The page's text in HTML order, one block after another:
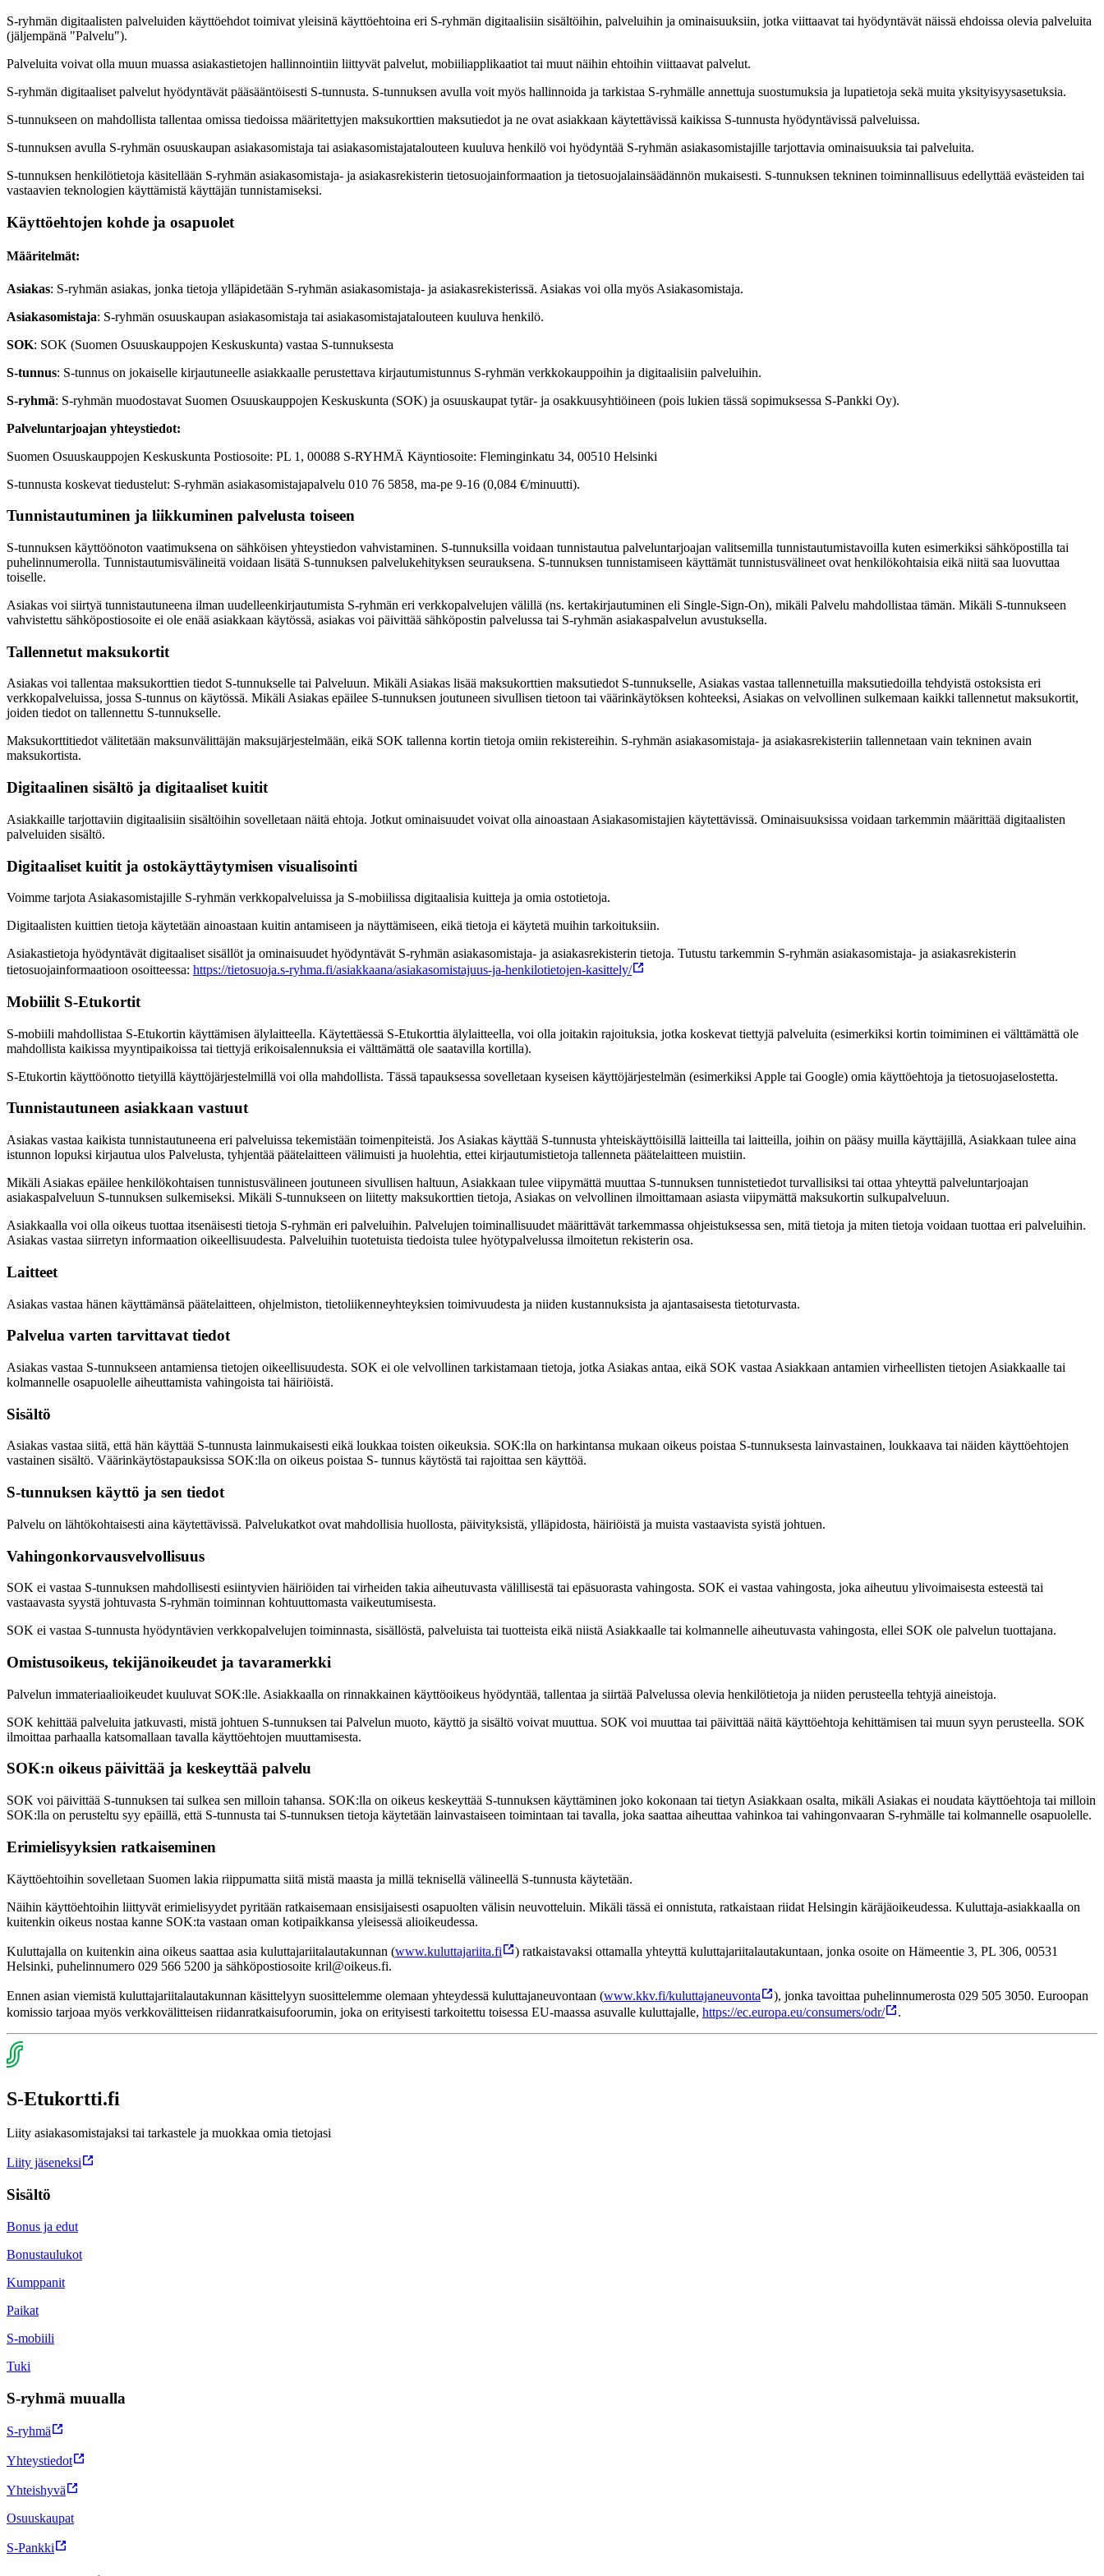
S-ryhmän digitaalisten palveluiden käyttöehdot toimivat yleisinä käyttöehtoina eri S-ryhmän digitaalisiin sisältöihin, palveluihin ja ominaisuuksiin, jotka viittaavat tai hyödyntävät näissä ehdoissa olevia palveluita
(jäljempänä "Palvelu").
Palveluita voivat olla muun muassa asiakastietojen hallinnointiin liittyvät palvelut, mobiiliapplikaatiot tai muut näihin ehtoihin viittaavat palvelut.
S-ryhmän digitaaliset palvelut hyödyntävät pääsääntöisesti S-tunnusta. S-tunnuksen avulla voit myös hallinnoida ja tarkistaa S-ryhmälle annettuja suostumuksia ja lupatietoja sekä muita yksityisyysasetuksia.
S-tunnukseen on mahdollista tallentaa omissa tiedoissa määritettyjen maksukorttien maksutiedot ja ne ovat asiakkaan käytettävissä kaikissa S-tunnusta hyödyntävissä palveluissa.
S-tunnuksen avulla S-ryhmän osuuskaupan asiakasomistaja tai asiakasomistajatalouteen kuuluva henkilö voi hyödyntää S-ryhmän asiakasomistajille tarjottavia ominaisuuksia tai palveluita.
S-tunnuksen henkilötietoja käsitellään S-ryhmän asiakasomistaja- ja asiakasrekisterin tietosuojainformaation ja tietosuojalainsäädännön mukaisesti. S-tunnuksen tekninen toiminnallisuus edellyttää evästeiden tai
vastaavien teknologien käyttämistä käyttäjän tunnistamiseksi.
Käyttöehtojen kohde ja osapuolet
Määritelmät:
Asiakas: S-ryhmän asiakas, jonka tietoja ylläpidetään S-ryhmän asiakasomistaja- ja asiakasrekisterissä. Asiakas voi olla myös Asiakasomistaja.
Asiakasomistaja: S-ryhmän osuuskaupan asiakasomistaja tai asiakasomistajatalouteen kuuluva henkilö.
SOK: SOK (Suomen Osuuskauppojen Keskuskunta) vastaa S-tunnuksesta
S-tunnus: S-tunnus on jokaiselle kirjautuneelle asiakkaalle perustettava kirjautumistunnus S-ryhmän verkkokauppoihin ja digitaalisiin palveluihin.
S-ryhmä: S-ryhmän muodostavat Suomen Osuuskauppojen Keskuskunta (SOK) ja osuuskaupat tytär- ja osakkuusyhtiöineen (pois lukien tässä sopimuksessa S-Pankki Oy).
Palveluntarjoajan yhteystiedot:
Suomen Osuuskauppojen Keskuskunta Postiosoite: PL 1, 00088 S-RYHMÄ Käyntiosoite: Fleminginkatu 34, 00510 Helsinki
S-tunnusta koskevat tiedustelut: S-ryhmän asiakasomistajapalvelu 010 76 5858, ma-pe 9-16 (0,084 €/minuutti).
Tunnistautuminen ja liikkuminen palvelusta toiseen
S-tunnuksen käyttöönoton vaatimuksena on sähköisen yhteystiedon vahvistaminen. S-tunnuksilla voidaan tunnistautua palveluntarjoajan valitsemilla tunnistautumistavoilla kuten esimerkiksi sähköpostilla tai
puhelinnumerolla. Tunnistautumisvälineitä voidaan lisätä S-tunnuksen palvelukehityksen seurauksena. S-tunnuksen tunnistamiseen käyttämät tunnistusvälineet ovat henkilökohtaisia eikä niitä saa luovuttaa
toiselle.
Asiakas voi siirtyä tunnistautuneena ilman uudelleenkirjautumista S-ryhmän eri verkkopalvelujen välillä (ns. kertakirjautuminen eli Single-Sign-On), mikäli Palvelu mahdollistaa tämän. Mikäli S-tunnukseen
vahvistettu sähköpostiosoite ei ole enää asiakkaan käytössä, asiakas voi päivittää sähköpostin palvelussa tai S-ryhmän asiakaspalvelun avustuksella.
Tallennetut maksukortit
Asiakas voi tallentaa maksukorttien tiedot S-tunnukselle tai Palveluun. Mikäli Asiakas lisää maksukorttien maksutiedot S-tunnukselle, Asiakas vastaa tallennetuilla maksutiedoilla tehdyistä ostoksista eri
verkkopalveluissa, jossa S-tunnus on käytössä. Mikäli Asiakas epäilee S-tunnuksen joutuneen sivullisen tietoon tai väärinkäytöksen kohteeksi, Asiakas on velvollinen sulkemaan kaikki tallennetut maksukortit,
joiden tiedot on tallennettu S-tunnukselle.
Maksukorttitiedot välitetään maksunvälittäjän maksujärjestelmään, eikä SOK tallenna kortin tietoja omiin rekistereihin. S-ryhmän asiakasomistaja- ja asiakasrekisteriin tallennetaan vain tekninen avain
maksukortista.
Digitaalinen sisältö ja digitaaliset kuitit
Asiakkaille tarjottaviin digitaalisiin sisältöihin sovelletaan näitä ehtoja. Jotkut ominaisuudet voivat olla ainoastaan Asiakasomistajien käytettävissä. Ominaisuuksissa voidaan tarkemmin määrittää digitaalisten
palveluiden sisältö.
Digitaaliset kuitit ja ostokäyttäytymisen visualisointi
Voimme tarjota Asiakasomistajille S-ryhmän verkkopalveluissa ja S-mobiilissa digitaalisia kuitteja ja omia ostotietoja.
Digitaalisten kuittien tietoja käytetään ainoastaan kuitin antamiseen ja näyttämiseen, eikä tietoja ei käytetä muihin tarkoituksiin.
Asiakastietoja hyödyntävät digitaaliset sisällöt ja ominaisuudet hyödyntävät S-ryhmän asiakasomistaja- ja asiakasrekisterin tietoja. Tutustu tarkemmin S-ryhmän asiakasomistaja- ja asiakasrekisterin
tietosuojainformaatioon osoitteessa: https://tietosuoja.s-ryhma.fi/asiakkaana/asiakasomistajuus-ja-henkilotietojen-kasittely/
Mobiilit S-Etukortit
S-mobiili mahdollistaa S-Etukortin käyttämisen älylaitteella. Käytettäessä S-Etukorttia älylaitteella, voi olla joitakin rajoituksia, jotka koskevat tiettyjä palveluita (esimerkiksi kortin toimiminen ei välttämättä ole
mahdollista kaikissa myyntipaikoissa tai tiettyjä erikoisalennuksia ei välttämättä ole saatavilla kortilla).
S-Etukortin käyttöönotto tietyillä käyttöjärjestelmillä voi olla mahdollista. Tässä tapauksessa sovelletaan kyseisen käyttöjärjestelmän (esimerkiksi Apple tai Google) omia käyttöehtoja ja tietosuojaselostetta.
Tunnistautuneen asiakkaan vastuut
Asiakas vastaa kaikista tunnistautuneena eri palveluissa tekemistään toimenpiteistä. Jos Asiakas käyttää S-tunnusta yhteiskäyttöisillä laitteilla tai laitteilla, joihin on pääsy muilla käyttäjillä, Asiakkaan tulee aina
istunnon lopuksi kirjautua ulos Palvelusta, tyhjentää päätelaitteen välimuisti ja huolehtia, ettei kirjautumistietoja tallenneta päätelaitteen muistiin.
Mikäli Asiakas epäilee henkilökohtaisen tunnistusvälineen joutuneen sivullisen haltuun, Asiakkaan tulee viipymättä muuttaa S-tunnuksen tunnistetiedot turvallisiksi tai ottaa yhteyttä palveluntarjoajan
asiakaspalveluun S-tunnuksen sulkemiseksi. Mikäli S-tunnukseen on liitetty maksukorttien tietoja, Asiakas on velvollinen ilmoittamaan asiasta viipymättä maksukortin sulkupalveluun.
Asiakkaalla voi olla oikeus tuottaa itsenäisesti tietoja S-ryhmän eri palveluihin. Palvelujen toiminallisuudet määrittävät tarkemmassa ohjeistuksessa sen, mitä tietoja ja miten tietoja voidaan tuottaa eri palveluihin.
Asiakas vastaa siirretyn informaation oikeellisuudesta. Palveluihin tuotetuista tiedoista tulee hyötypalvelussa ilmoitetun rekisterin osa.
Laitteet
Asiakas vastaa hänen käyttämänsä päätelaitteen, ohjelmiston, tietoliikenneyhteyksien toimivuudesta ja niiden kustannuksista ja ajantasaisesta tietoturvasta.
Palvelua varten tarvittavat tiedot
Asiakas vastaa S-tunnukseen antamiensa tietojen oikeellisuudesta. SOK ei ole velvollinen tarkistamaan tietoja, jotka Asiakas antaa, eikä SOK vastaa Asiakkaan antamien virheellisten tietojen Asiakkaalle tai
kolmannelle osapuolelle aiheuttamista vahingoista tai häiriöistä.
Sisältö
Asiakas vastaa siitä, että hän käyttää S-tunnusta lainmukaisesti eikä loukkaa toisten oikeuksia. SOK:lla on harkintansa mukaan oikeus poistaa S-tunnuksesta lainvastainen, loukkaava tai näiden käyttöehtojen
vastainen sisältö. Väärinkäytöstapauksissa SOK:lla on oikeus poistaa S- tunnus käytöstä tai rajoittaa sen käyttöä.
S-tunnuksen käyttö ja sen tiedot
Palvelu on lähtökohtaisesti aina käytettävissä. Palvelukatkot ovat mahdollisia huollosta, päivityksistä, ylläpidosta, häiriöistä ja muista vastaavista syistä johtuen.
Vahingonkorvausvelvollisuus
SOK ei vastaa S-tunnuksen mahdollisesti esiintyvien häiriöiden tai virheiden takia aiheutuvasta välillisestä tai epäsuorasta vahingosta. SOK ei vastaa vahingosta, joka aiheutuu ylivoimaisesta esteestä tai
vastaavasta syystä johtuvasta S-ryhmän toiminnan kohtuuttomasta vaikeutumisesta.
SOK ei vastaa S-tunnusta hyödyntävien verkkopalvelujen toiminnasta, sisällöstä, palveluista tai tuotteista eikä niistä Asiakkaalle tai kolmannelle aiheutuvasta vahingosta, ellei SOK ole palvelun tuottajana.
Omistusoikeus, tekijänoikeudet ja tavaramerkki
Palvelun immateriaalioikeudet kuuluvat SOK:lle. Asiakkaalla on rinnakkainen käyttöoikeus hyödyntää, tallentaa ja siirtää Palvelussa olevia henkilötietoja ja niiden perusteella tehtyjä aineistoja.
SOK kehittää palveluita jatkuvasti, mistä johtuen S-tunnuksen tai Palvelun muoto, käyttö ja sisältö voivat muuttua. SOK voi muuttaa tai päivittää näitä käyttöehtoja kehittämisen tai muun syyn perusteella. SOK
ilmoittaa parhaalla katsomallaan tavalla käyttöehtojen muuttamisesta.
SOK:n oikeus päivittää ja keskeyttää palvelu
SOK voi päivittää S-tunnuksen tai sulkea sen milloin tahansa. SOK:lla on oikeus keskeyttää S-tunnuksen käyttäminen joko kokonaan tai tietyn Asiakkaan osalta, mikäli Asiakas ei noudata käyttöehtoja tai milloin
SOK:lla on perusteltu syy epäillä, että S-tunnusta tai S-tunnuksen tietoja käytetään lainvastaiseen toimintaan tai tavalla, joka saattaa aiheuttaa vahinkoa tai vahingonvaaran S-ryhmälle tai kolmannelle osapuolelle.
Erimielisyyksien ratkaiseminen
Käyttöehtoihin sovelletaan Suomen lakia riippumatta siitä mistä maasta ja millä teknisellä välineellä S-tunnusta käytetään.
Näihin käyttöehtoihin liittyvät erimielisyydet pyritään ratkaisemaan ensisijaisesti osapuolten välisin neuvotteluin. Mikäli tässä ei onnistuta, ratkaistaan riidat Helsingin käräjäoikeudessa. Kuluttaja-asiakkaalla on
kuitenkin oikeus nostaa kanne SOK:ta vastaan oman kotipaikkansa yleisessä alioikeudessa.
Kuluttajalla on kuitenkin aina oikeus saattaa asia kuluttajariitalautakunnan (www.kuluttajariita.fi
) ratkaistavaksi ottamalla yhteyttä kuluttajariitalautakuntaan, jonka osoite on Hämeentie 3, PL 306, 00531
Helsinki, puhelinnumero 029 566 5200 ja sähköpostiosoite kril@oikeus.fi.
Ennen asian viemistä kuluttajariitalautakunnan käsittelyyn suosittelemme olemaan yhteydessä kuluttajaneuvontaan (www.kkv.fi/kuluttajaneuvonta
), jonka tavoittaa puhelinnumerosta 029 505 3050. Euroopan
komissio tarjoaa myös verkkovälitteisen riidanratkaisufoorumin, joka on erityisesti tarkoitettu toisessa EU-maassa asuvalle kuluttajalle, https://ec.europa.eu/consumers/odr/ .
S-Etukortti.fi
Liity asiakasomistajaksi tai tarkastele ja muokkaa omia tietojasi
Liity jäseneksi
Sisältö
Bonus ja edut
Bonustaulukot
Kumppanit
Paikat
S-mobiili
Tuki
S-ryhmä muualla
S-ryhmä
Yhteystiedot
Yhteishyvä
Osuuskaupat
S-Pankki